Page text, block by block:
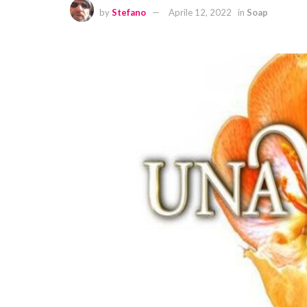
byStefano Aprile 12, 2022 in Soap